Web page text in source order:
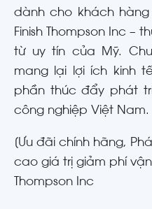
dành cho khách
Finish Thompson Inc –
từ uy tín của Mỹ.
mang lại lợi ích kinh
phần thúc đẩy phát
công nghiệp Việt Nam.
[Ưu đãi chính hãng,
cao giá trị giảm phí vận
Thompson Inc